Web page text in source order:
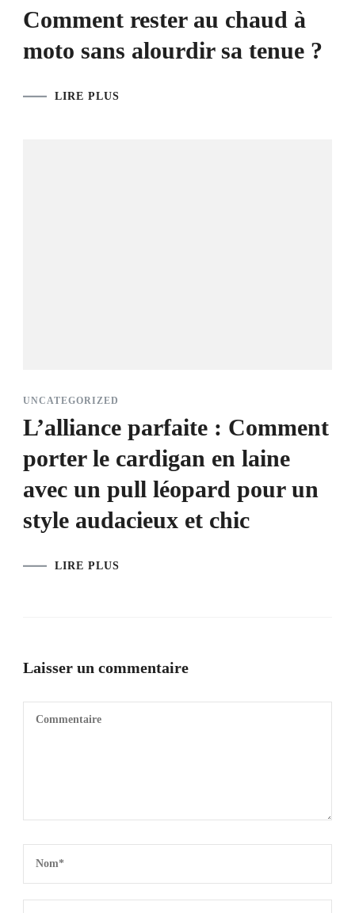
Comment rester au chaud à
moto sans alourdir sa tenue ?
LIRE PLUS
UNCATEGORIZED
L’alliance parfaite : Comment
porter le cardigan en laine
avec un pull léopard pour un
style audacieux et chic
LIRE PLUS
Laisser un commentaire